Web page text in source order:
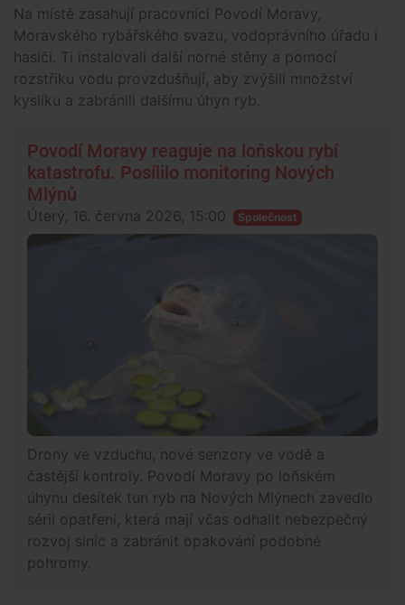
Na místě zasahují pracovníci Povodí Moravy,
Moravského rybářského svazu, vodoprávního úřadu i
hasiči. Ti instalovali další norné stěny a pomocí
rozstřiku vodu provzdušňují, aby zvýšili množství
kyslíku a zabránili dalšímu úhyn ryb.
Povodí Moravy reaguje na loňskou rybí
katastrofu. Posílilo monitoring Nových
Mlýnů
Úterý, 16. června 2026, 15:00 Společnost
Drony ve vzduchu, nové senzory ve vodě a
častější kontroly. Povodí Moravy po loňském
úhynu desítek tun ryb na Nových Mlýnech zavedlo
sérii opatření, která mají včas odhalit nebezpečný
rozvoj sinic a zabránit opakování podobné
pohromy.